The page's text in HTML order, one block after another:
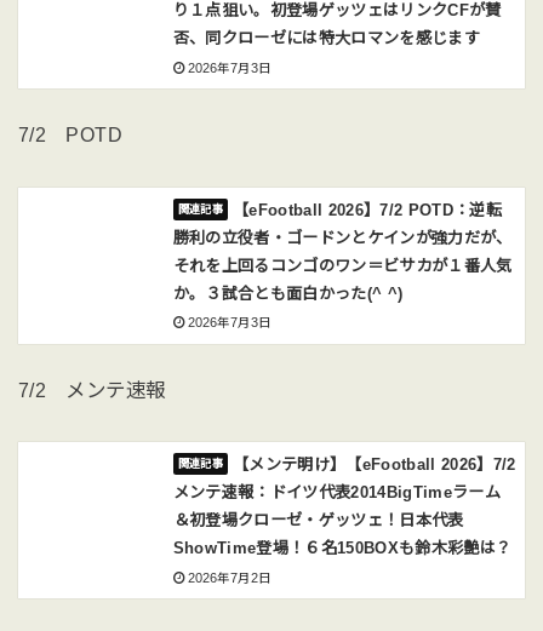
り１点狙い。初登場ゲッツェはリンクCFが賛
否、同クローゼには特大ロマンを感じます
2026年7月3日
7/2 POTD
【eFootball 2026】7/2 POTD：逆転
勝利の立役者・ゴードンとケインが強力だが、
それを上回るコンゴのワン＝ビサカが１番人気
か。３試合とも面白かった(^ ^)
2026年7月3日
7/2 メンテ速報
【メンテ明け】【eFootball 2026】7/2
メンテ速報：ドイツ代表2014BigTimeラーム
＆初登場クローゼ・ゲッツェ！日本代表
ShowTime登場！６名150BOXも鈴木彩艶は？
2026年7月2日